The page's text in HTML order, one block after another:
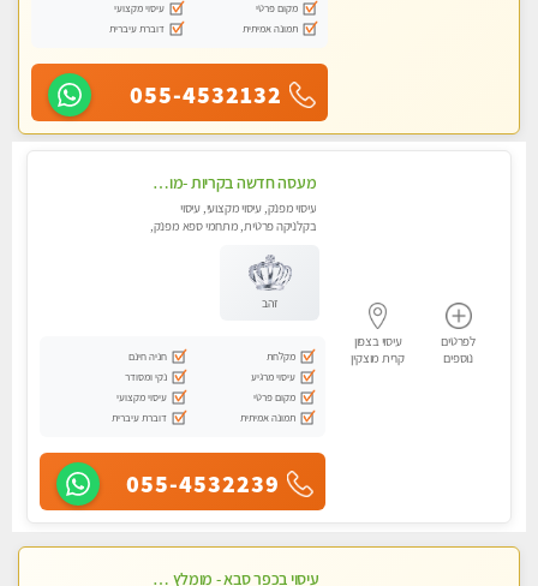
מקום פרטי
עיסוי מקצועי
תמונה אמיתית
דוברת עיברית
055-4532132
לפרטים
נוספים
עיסוי בצפון
קרית מוצקין
מעסה חדשה בקריות -מומלץ לחלוטין!! כל סוגי העיסויים מעסה מקצועית ואיכותית פרטי!! highly recommended..new in the city
עיסוי מפנק, עיסוי מקצועי, עיסוי
בקלניקה פרטית, מתחמי ספא מפנק,
זהב
מקלחת
חניה חינם
עיסוי מרגיע
נקי ומסודר
מקום פרטי
עיסוי מקצועי
תמונה אמיתית
דוברת עיברית
055-4532239
עיסוי בכפר סבא - מומלץ לחלוטין!!!! כל סוגי העיסויים מעסה מקצועית ואיכותית פרטי!!!